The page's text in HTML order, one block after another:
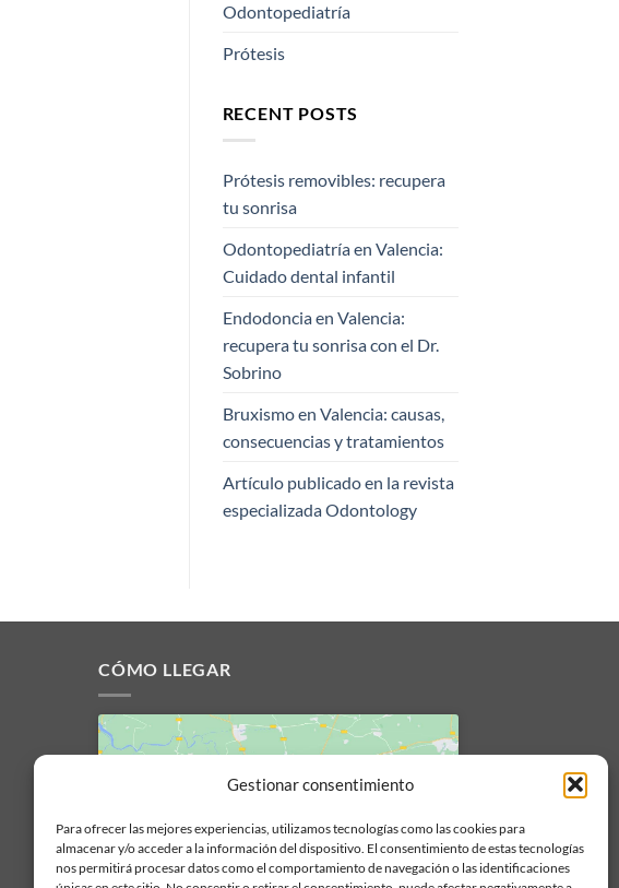
Gestionar consentimiento
Para ofrecer las mejores experiencias, utilizamos tecnologías como las cookies para
almacenar y/o acceder a la información del dispositivo. El consentimiento de estas tecnologías
nos permitirá procesar datos como el comportamiento de navegación o las identificaciones
Odontopediatría
Prótesis
RECENT POSTS
Prótesis removibles: recupera
tu sonrisa
Odontopediatría en Valencia:
Cuidado dental infantil
Endodoncia en Valencia:
recupera tu sonrisa con el Dr.
Sobrino
Bruxismo en Valencia: causas,
consecuencias y tratamientos
Artículo publicado en la revista
especializada Odontology
CÓMO LLEGAR
Haz clic para aceptar cookies de
marketing y permitir este contenido